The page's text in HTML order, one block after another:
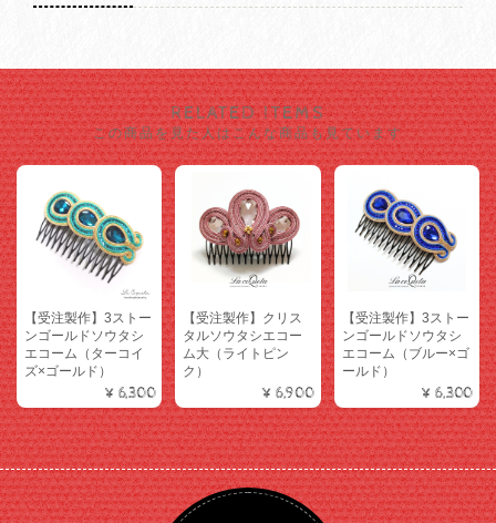
RELATED ITEMS
この商品を見た人はこんな商品も見ています
【受注製作】3ストー
ンゴールドソウタシ
エコーム（ターコイ
ズ×ゴールド）
¥6,300
【受注製作】クリス
タルソウタシエコー
ム大（ライトピン
ク）
¥6,900
【受注製作】3ストー
ンゴールドソウタシ
エコーム（ブルー×ゴ
ールド）
¥6,300